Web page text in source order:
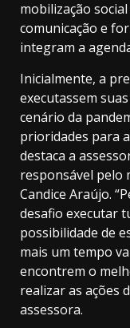
mobilização
comunicação e
integram a
Inicialmente, a
executassem
cenário da
prioridades para
destaca a
responsável pelo
Candice Araújo.
desafio executar
possibilidade de
mais um tempo
encontrem o
realizar as ações
assessora.